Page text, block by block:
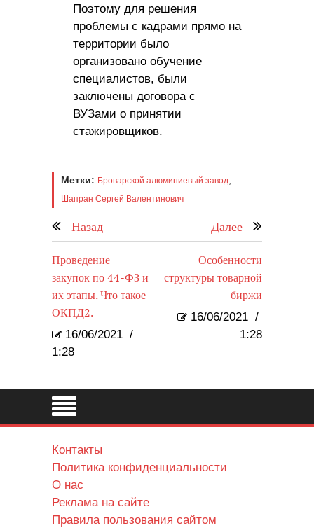
Поэтому для решения
проблемы с кадрами прямо на
территории было
организовано обучение
специалистов, были
заключены договора с
ВУЗами о принятии
стажировщиков.
Метки: Броварской алюминиевый завод
Шапран Сергей Валентинович
Назад Далее
Проведение
закупок по 44-ФЗ и
их этапы. Что такое
ОКПД2.
16/06/2021 /
1:28
Особенности
структуры товарной
биржи
16/06/2021 /
1:28
Контакты
Политика конфиденциальности
О нас
Реклама на сайте
Правила пользования сайтом